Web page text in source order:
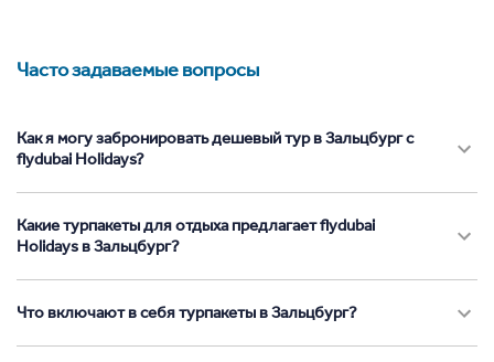
Часто задаваемые вопросы
Как я могу забронировать дешевый тур в Зальцбург с
flydubai Holidays?
Какие турпакеты для отдыха предлагает flydubai
Holidays в Зальцбург?
Что включают в себя турпакеты в Зальцбург?